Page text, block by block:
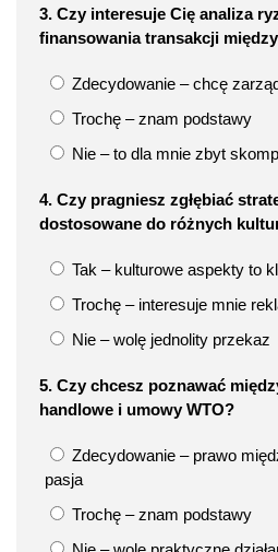
3. Czy interesuje Cię analiza
finansowania transakcji
Zdecydowanie – chcę
Trochę – znam podstawy
Nie – to dla mnie zbyt
4. Czy pragniesz zgłębiać
dostosowane do różnych
Tak – kulturowe aspekty to
Trochę – interesuje mnie
Nie – wolę jednolity przekaz
5. Czy chcesz poznawać
handlowe i umowy WTO?
Zdecydowanie – prawo
pasja
Trochę – znam podstawy